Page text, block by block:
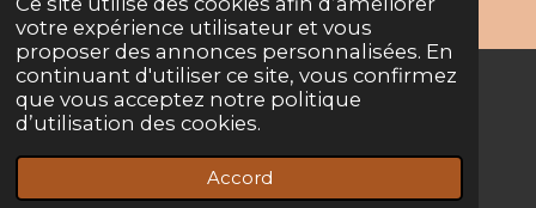
votre expérience utilisateur et vous
proposer des annonces personnalisées. En
continuant d'utiliser ce site, vous confirmez
que vous acceptez notre politique
d’utilisation des cookies.
Accord
© 2022 - 2026 Crpbois
Propulsé parWebador